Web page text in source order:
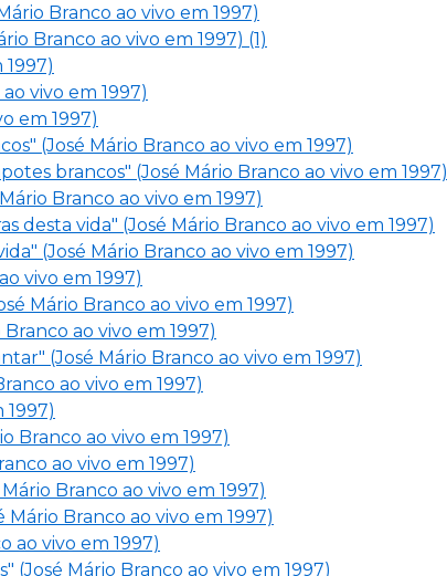
Branco ao vivo em 1997)
Branco ao vivo em 1997) (1)
vivo em 1997)
em 1997)
(José Mário Branco ao vivo em 1997)
brancos" (José Mário Branco ao vivo em 1997)
Branco ao vivo em 1997)
desta vida" (José Mário Branco ao vivo em 1997)
(José Mário Branco ao vivo em 1997)
vivo em 1997)
Mário Branco ao vivo em 1997)
ao vivo em 1997)
(José Mário Branco ao vivo em 1997)
ao vivo em 1997)
1997)
Branco ao vivo em 1997)
ao vivo em 1997)
Branco ao vivo em 1997)
Branco ao vivo em 1997)
ao vivo em 1997)
(José Mário Branco ao vivo em 1997)